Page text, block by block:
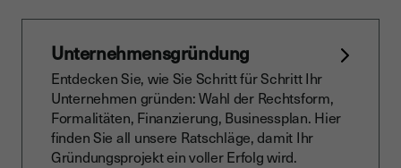
Unternehmensgründung
Entdecken Sie, wie Sie Schritt für Schritt Ihr
Unternehmen gründen: Wahl der Rechtsform,
Formalitäten, Finanzierung, Businessplan. Hier
finden Sie all unsere Ratschläge, damit Ihr
Gründungsprojekt ein voller Erfolg wird.